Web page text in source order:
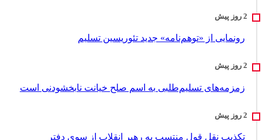
رونمایی از «توهم‌نامه» جدید تئور‌یسین تسلیم
زمزمه‌های تسلیم‌طلبی به اسم صلح خیانت نابخشودنی است
تکذیب نقل قول منتسب به رهبر انقلاب از سوی دفتر